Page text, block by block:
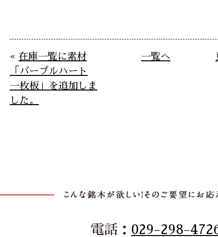
« 在庫一覧に素材
「パープルハート
一枚板」を追加しま
した。
一覧へ
電話： 029-298-